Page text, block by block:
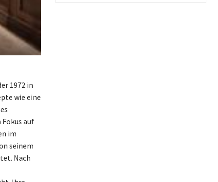
1972 in
wie eine
auf
im
seinem
Nach